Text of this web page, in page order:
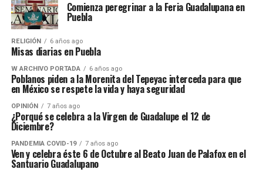
Comienza peregrinar a la Feria Guadalupana en
Puebla
RELIGIÓN 6 años ago
Misas diarias en Puebla
W ARCHIVO PORTADA 6 años ago
Poblanos piden a la Morenita del Tepeyac interceda para que
en México se respete la vida y haya seguridad
OPINIÓN 7 años ago
¿Porqué se celebra a la Virgen de Guadalupe el 12 de
Diciembre?
PANDEMIA COVID-19 7 años ago
Ven y celebra éste 6 de Octubre al Beato Juan de Palafox en el
Santuario Guadalupano